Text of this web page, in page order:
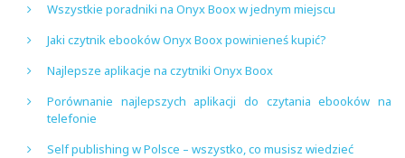
Wszystkie poradniki na Onyx Boox w jednym miejscu
Jaki czytnik ebooków Onyx Boox powinieneś kupić?
Najlepsze aplikacje na czytniki Onyx Boox
Porównanie najlepszych aplikacji do czytania ebooków na
telefonie
Self publishing w Polsce – wszystko, co musisz wiedzieć